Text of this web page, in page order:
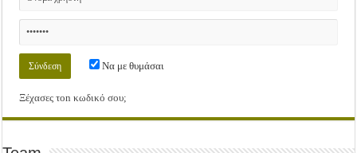
Να με θυμάσαι
Ξέχασες τοn κωδικό σου;